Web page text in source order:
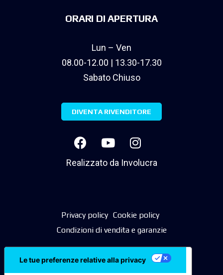
ORARI DI APERTURA
Lun – Ven
08.00-12.00 | 13.30-17.30
Sabato Chiuso
DIVENTA RIVENDITORE
Realizzato da Involucra
Privacy policy Cookie policy
Condizioni di vendita e garanzie
Le tue preferenze relative alla privacy